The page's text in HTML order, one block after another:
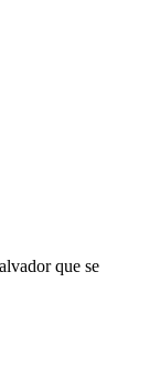
que se